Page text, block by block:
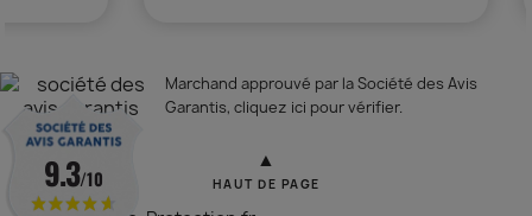
Marchand approuvé par la Société des Avis
Garantis, cliquez ici pour vérifier.
▲
HAUT DE PAGE
9.3/10